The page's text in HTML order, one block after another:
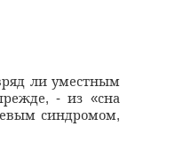
ли уместным
, -из «сна
синдромом,